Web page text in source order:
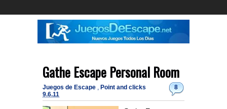
Gathe Escape Personal Room
8
Juegos de Escape , Point and clicks
9.6.11